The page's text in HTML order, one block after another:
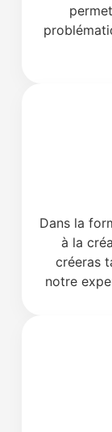
Dans la
à la
créeras
notre